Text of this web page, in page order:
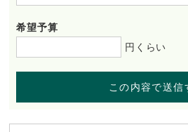
希望予算
円くらい
この内容で送信